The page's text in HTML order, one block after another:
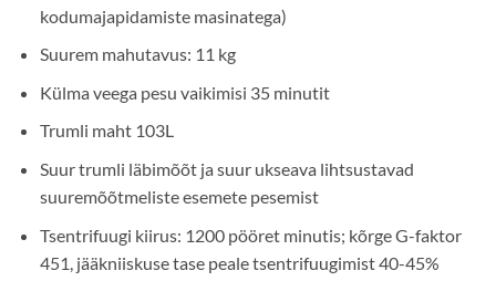
kodumajapidamiste masinatega)
Suurem mahutavus: 11 kg
Külma veega pesu vaikimisi 35 minutit
Trumli maht 103L
Suur trumli läbimõõt ja suur ukseava lihtsustavad
suuremõõtmeliste esemete pesemist
Tsentrifuugi kiirus: 1200 pööret minutis; kõrge G-faktor
451, jääkniiskuse tase peale tsentrifuugimist 40-45%